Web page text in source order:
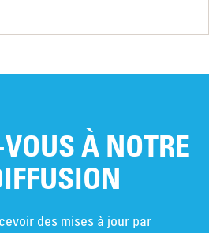
À NOTRE
des mises à jour par